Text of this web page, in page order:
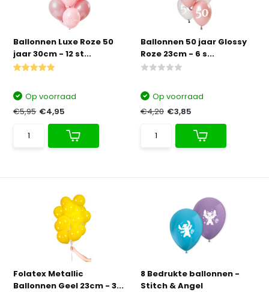
Ballonnen Luxe Roze 50
jaar 30cm - 12 st...
Op voorraad
€5,95 €4,95
Ballonnen 50 jaar Glossy
Roze 23cm - 6 s...
Op voorraad
€4,20 €3,85
Folatex Metallic
Ballonnen Geel 23cm - 3...
8 Bedrukte ballonnen -
Stitch & Angel